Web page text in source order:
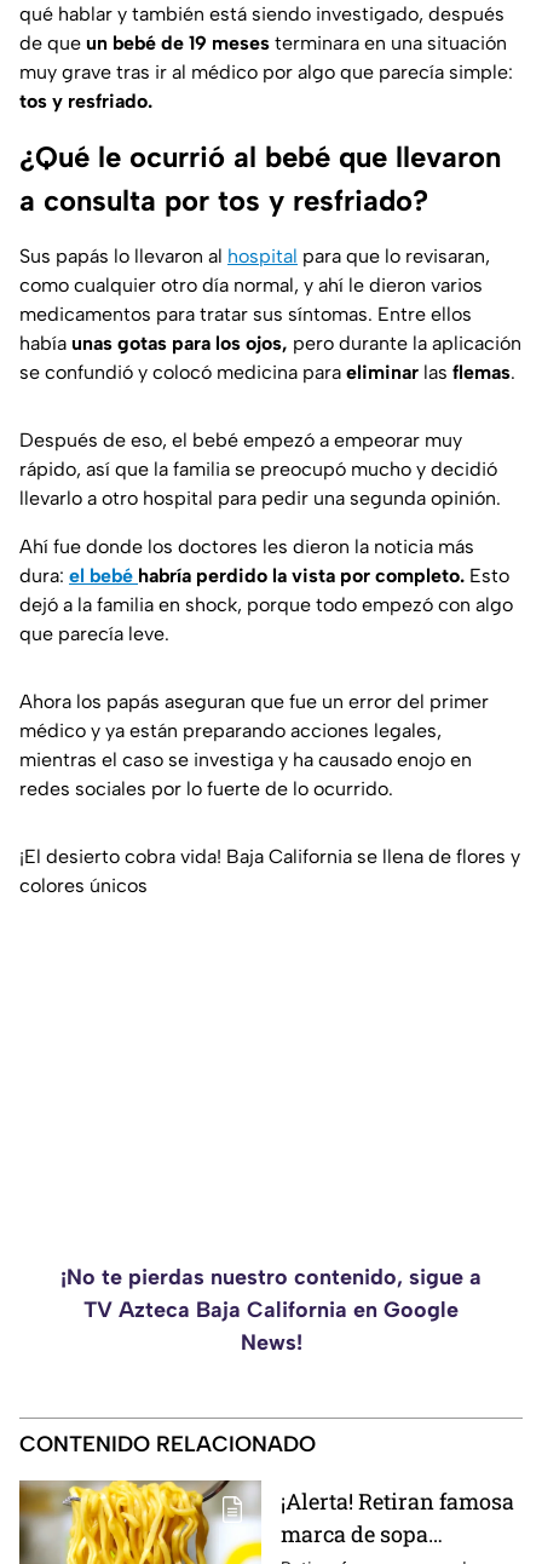
qué hablar y también está siendo investigado, después
de que un bebé de 19 meses terminara en una situación
muy grave tras ir al médico por algo que parecía simple:
tos y resfriado.
¿Qué le ocurrió al bebé que llevaron
a consulta por tos y resfriado?
Sus papás lo llevaron al hospital para que lo revisaran,
como cualquier otro día normal, y ahí le dieron varios
medicamentos para tratar sus síntomas. Entre ellos
había unas gotas para los ojos, pero durante la aplicación
se confundió y colocó medicina para eliminar las flemas.
Después de eso, el bebé empezó a empeorar muy
rápido, así que la familia se preocupó mucho y decidió
llevarlo a otro hospital para pedir una segunda opinión.
Ahí fue donde los doctores les dieron la noticia más
dura: el bebé habría perdido la vista por completo. Esto
dejó a la familia en shock, porque todo empezó con algo
que parecía leve.
Ahora los papás aseguran que fue un error del primer
médico y ya están preparando acciones legales,
mientras el caso se investiga y ha causado enojo en
redes sociales por lo fuerte de lo ocurrido.
¡El desierto cobra vida! Baja California se llena de flores y
colores únicos
¡No te pierdas nuestro contenido, sigue a
TV Azteca Baja California en Google
News!
CONTENIDO RELACIONADO
¡Alerta! Retiran famosa
marca de sopa